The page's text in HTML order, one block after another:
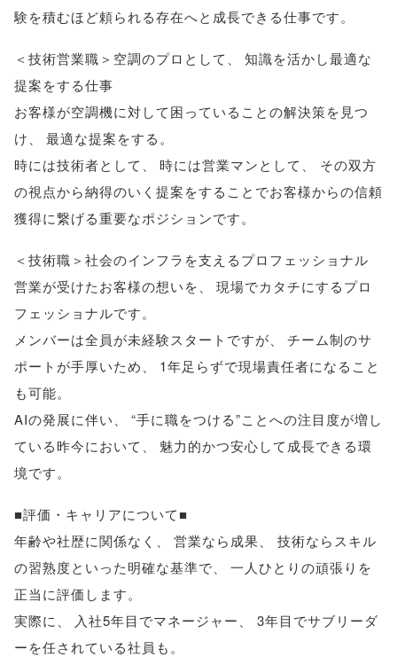
験を積むほど頼られる存在へと成長できる仕事です。
＜技術営業職＞空調のプロとして
知識を活かし最適な
提案をする仕事
お客様が空調機に対して困っていることの解決策を見つ
け
最適な提案をする 。
時には技術者として
時には営業マンとして
その双方
の視点から納得のいく提案をすることでお客様からの信頼
獲得に繋げる重要なポジションです。
＜技術職＞社会のインフラを支えるプロフェッショナル
営業が受けたお客様の想いを
現場でカタチにするプロ
フェッショナルです。
メンバーは全員が未経験スタートですが
チーム制のサ
ポートが手厚いため
1年足らずで現場責任者になること
も可能。
AIの発展に伴い
“手に職をつける”ことへの注目度が増し
ている昨今において
魅力的かつ安心して成長できる環
境です。
■評価・キャリアについて■
年齢や社歴に関係なく
営業なら成果
技術ならスキル
の習熟度といった明確な基準で
一人ひとりの頑張りを
正当に評価します。
実際に
入社5年目でマネージャー
3年目でサブリーダ
ーを任されている社員も 。